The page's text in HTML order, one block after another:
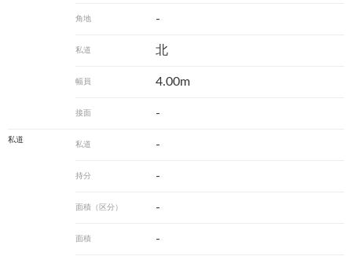
角地 -
私道 北
幅員 4.00m
接面 -
私道
私道 -
持分 -
面積（区分） -
面積 -